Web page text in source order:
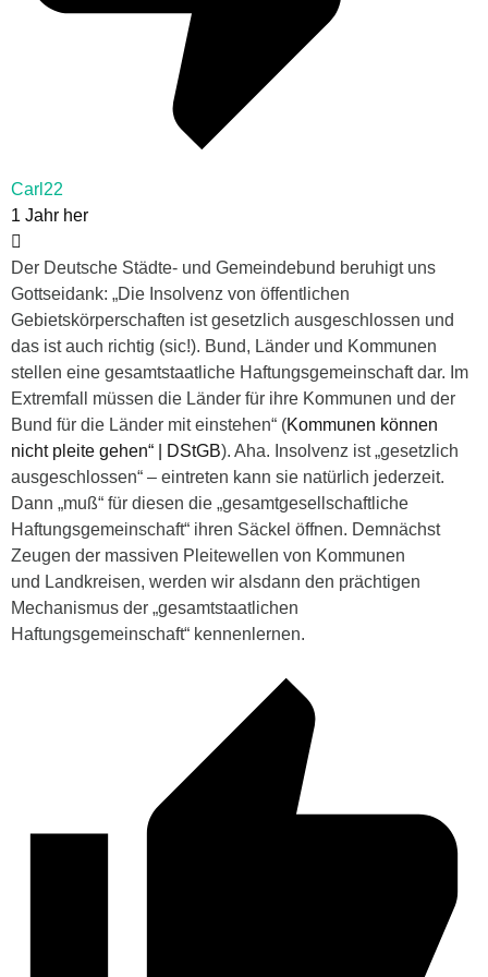
Carl22
1 Jahr her
Der Deutsche Städte- und Gemeindebund beruhigt uns
Gottseidank: „Die Insolvenz von öffentlichen
Gebietskörperschaften ist gesetzlich ausgeschlossen und
das ist auch richtig (sic!). Bund, Länder und Kommunen
stellen eine gesamtstaatliche Haftungsgemeinschaft dar. Im
Extremfall müssen die Länder für ihre Kommunen und der
Bund für die Länder mit einstehen“ (Kommunen können
nicht pleite gehen“ | DStGB). Aha. Insolvenz ist „gesetzlich
ausgeschlossen“ – eintreten kann sie natürlich jederzeit.
Dann „muß“ für diesen die „gesamtgesellschaftliche
Haftungsgemeinschaft“ ihren Säckel öffnen. Demnächst
Zeugen der massiven Pleitewellen von Kommunen
und Landkreisen, werden wir alsdann den prächtigen
Mechanismus der „gesamtstaatlichen
Haftungsgemeinschaft“ kennenlernen.